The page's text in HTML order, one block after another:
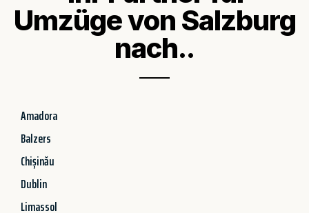
Umzüge von Salzburg
nach..
Amadora
Balzers
Chișinău
Dublin
Limassol